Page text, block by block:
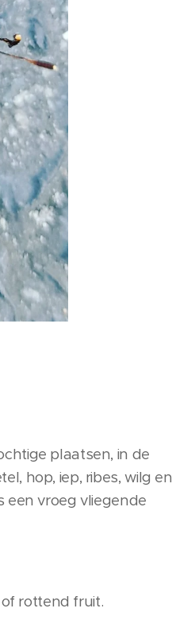
plaatsen, in de
hop, iep, ribes, wilg en
een vroeg vliegende
rottend fruit.